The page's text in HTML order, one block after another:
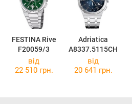
FESTINA Rive
F20059/3
Adriatica
A8337.5115CH
від
22 510 грн.
від
20 641 грн.